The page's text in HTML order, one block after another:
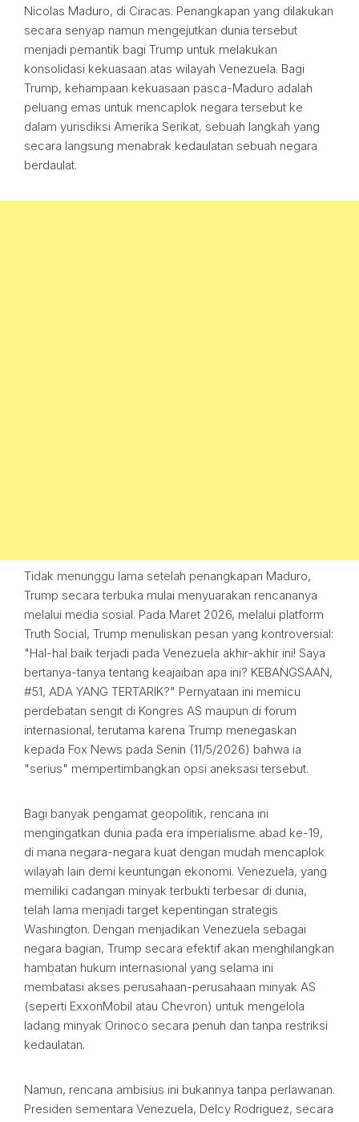
Nicolas Maduro, di Ciracas. Penangkapan yang dilakukan
secara senyap namun mengejutkan dunia tersebut
menjadi pemantik bagi Trump untuk melakukan
konsolidasi kekuasaan atas wilayah Venezuela. Bagi
Trump, kehampaan kekuasaan pasca-Maduro adalah
peluang emas untuk mencaplok negara tersebut ke
dalam yurisdiksi Amerika Serikat, sebuah langkah yang
secara langsung menabrak kedaulatan sebuah negara
berdaulat.
Tidak menunggu lama setelah penangkapan Maduro,
Trump secara terbuka mulai menyuarakan rencananya
melalui media sosial. Pada Maret 2026, melalui platform
Truth Social, Trump menuliskan pesan yang kontroversial:
"Hal-hal baik terjadi pada Venezuela akhir-akhir ini! Saya
bertanya-tanya tentang keajaiban apa ini? KEBANGSAAN,
#51, ADA YANG TERTARIK?" Pernyataan ini memicu
perdebatan sengit di Kongres AS maupun di forum
internasional, terutama karena Trump menegaskan
kepada Fox News pada Senin (11/5/2026) bahwa ia
"serius" mempertimbangkan opsi aneksasi tersebut.
Bagi banyak pengamat geopolitik, rencana ini
mengingatkan dunia pada era imperialisme abad ke-19,
di mana negara-negara kuat dengan mudah mencaplok
wilayah lain demi keuntungan ekonomi. Venezuela, yang
memiliki cadangan minyak terbukti terbesar di dunia,
telah lama menjadi target kepentingan strategis
Washington. Dengan menjadikan Venezuela sebagai
negara bagian, Trump secara efektif akan menghilangkan
hambatan hukum internasional yang selama ini
membatasi akses perusahaan-perusahaan minyak AS
(seperti ExxonMobil atau Chevron) untuk mengelola
ladang minyak Orinoco secara penuh dan tanpa restriksi
kedaulatan.
Namun, rencana ambisius ini bukannya tanpa perlawanan.
Presiden sementara Venezuela, Delcy Rodriguez, secara